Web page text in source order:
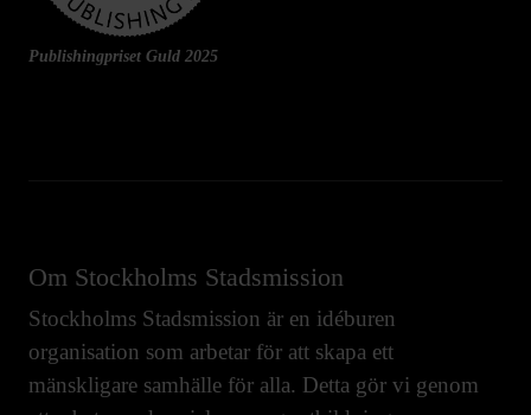
Publishingpriset Guld 2025
Om Stockholms Stadsmission
Stockholms Stadsmission är en idéburen
organisation som arbetar för att skapa ett
mänskligare samhälle för alla. Detta gör vi genom